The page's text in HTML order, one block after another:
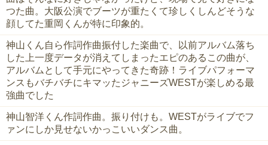
つた曲。大阪公演でブーツが重たくて珍しくしんどそうな
顔してた重岡くんが特に印象的。
神山くん自ら作詞作曲振付した楽曲で、以前アルバム落ち
した上一度データが消えてしまったエピのあるこの曲が、
アルバムとして手元にやってきた奇跡！ライブパフォーマ
ンスもバチバチにキマッたジャニーズWESTが楽しめる最
強曲でした
神山智洋くん作詞作曲。振り付けも。WESTがライブでフ
ァンにしか見せないかっこいいダンス曲。